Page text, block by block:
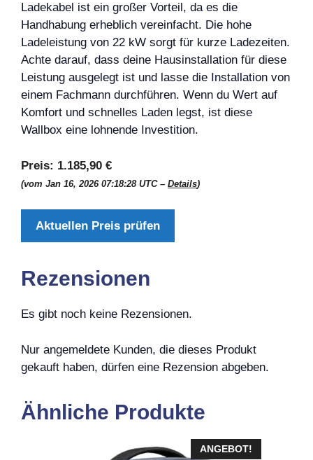
Ladekabel ist ein großer Vorteil, da es die
Handhabung erheblich vereinfacht. Die hohe
Ladeleistung von 22 kW sorgt für kurze Ladezeiten.
Achte darauf, dass deine Hausinstallation für diese
Leistung ausgelegt ist und lasse die Installation von
einem Fachmann durchführen. Wenn du Wert auf
Komfort und schnelles Laden legst, ist diese
Wallbox eine lohnende Investition.
Preis: 1.185,90 €
(vom Jan 16, 2026 07:18:28 UTC – Details)
Aktuellen Preis prüfen
Rezensionen
Es gibt noch keine Rezensionen.
Nur angemeldete Kunden, die dieses Produkt
gekauft haben, dürfen eine Rezension abgeben.
Ähnliche Produkte
ANGEBOT!